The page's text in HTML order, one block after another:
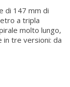
di 147 mm di
a tripla
molto lungo,
in tre versioni: da